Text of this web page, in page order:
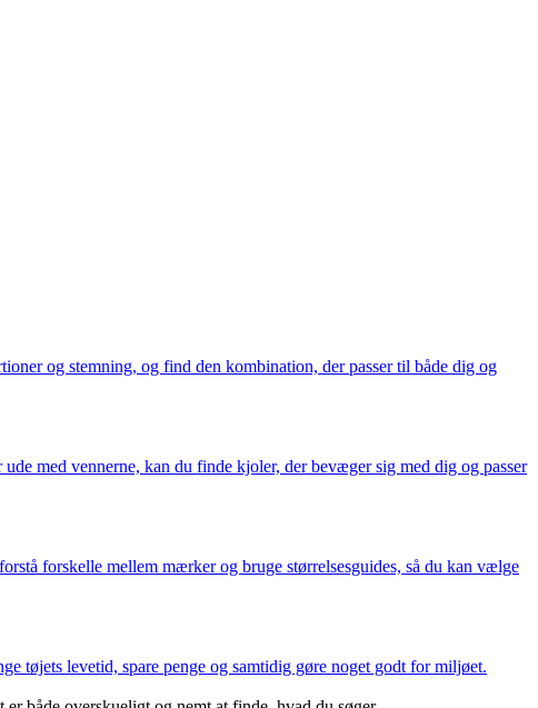
og stemning, og find den kombination, der passer til både dig og
med vennerne, kan du finde kjoler, der bevæger sig med dig og passer
forskelle mellem mærker og bruge størrelsesguides, så du kan vælge
tøjets levetid, spare penge og samtidig gøre noget godt for miljøet.